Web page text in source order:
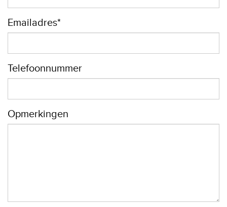
Emailadres*
Telefoonnummer
Opmerkingen